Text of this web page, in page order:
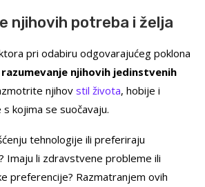
njihovih potreba i želja
pri odabiru odgovarajućeg poklona
razumevanje njihovih jedinstvenih
njihov stil života, hobije i
kojima se suočavaju.
tehnologije ili preferiraju
Imaju li zdravstvene probleme ili
preferencije? Razmatranjem ovih